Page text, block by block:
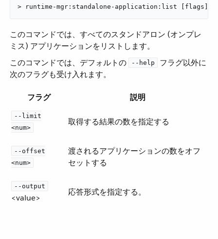
> runtime-mgr:standalone-application:list [flags]
このコマンドでは、すべてのスタンドアロン (オンプレ
ミス) アプリケーションをリストします。
このコマンドでは、デフォルトの ​
--help
​ フラグ以外に
次のフラグも受け入れます。
フラグ 説明
--limit
<num>
取得する結果の数を指定する
--offset
<num>
渡されるアプリケーションの数をオフ
セットする
--output
<value>
応答形式を指定する。